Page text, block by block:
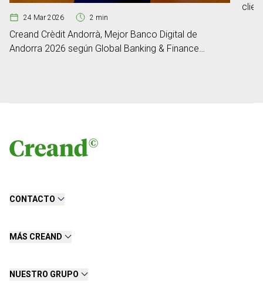
24 Mar 2026 2 min
Creand Crèdit Andorrà, Mejor Banco Digital de
Andorra 2026 según Global Banking & Finance
CONTACTO
MÁS CREAND
NUESTRO GRUPO